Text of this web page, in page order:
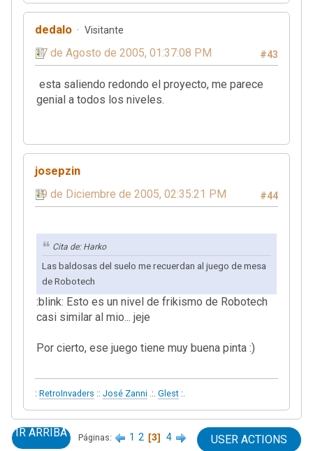
dedalo Visitante
#43
17 de Agosto de 2005, 01:37:08 PM
esta saliendo redondo el proyecto, me parece
genial a todos los niveles.
josepzin
#44
19 de Diciembre de 2005, 02:35:21 PM
Cita de: Harko
Las baldosas del suelo me recuerdan al juego de mesa
de Robotech
:blink: Esto es un nivel de frikismo de Robotech
casi similar al mio... jeje
Por cierto, ese juego tiene muy buena pinta :)
: RetroInvaders :: José Zanni .:. Glest :.
IR ARRIBA Páginas 1 2 3 4 USER ACTIONS